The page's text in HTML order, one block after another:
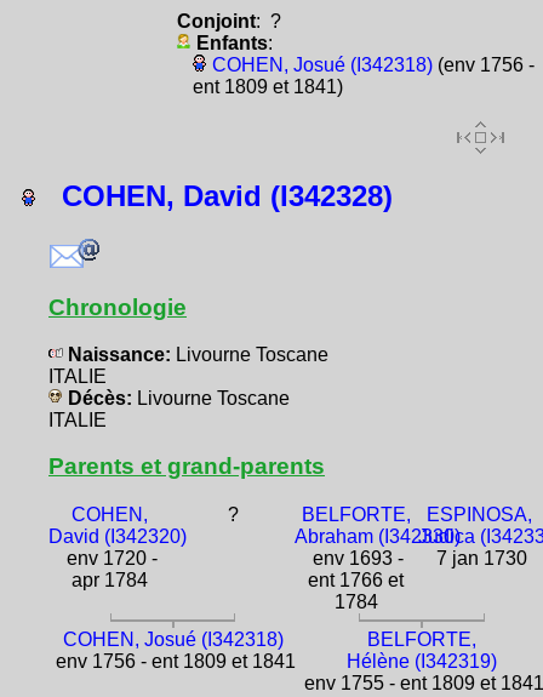
Conjoint: ?
Enfants:
COHEN, Josué (I342318)(env 1756 -
ent 1809 et 1841)
COHEN, David (I342328)
Chronologie
Naissance: Livourne Toscane
ITALIE
Décès: Livourne Toscane
ITALIE
Parents et grand-parents
COHEN,
David (I342320)
env 1720 -
apr 1784
?
BELFORTE,
Abraham (I342330)
env 1693 -
ent 1766 et
1784
ESPINOSA,
Judica
7 jan 1730
COHEN, Josué (I342318)
env 1756 - ent 1809 et 1841
BELFORTE,
Hélène (I342319)
env 1755 - ent 1809 et 1841